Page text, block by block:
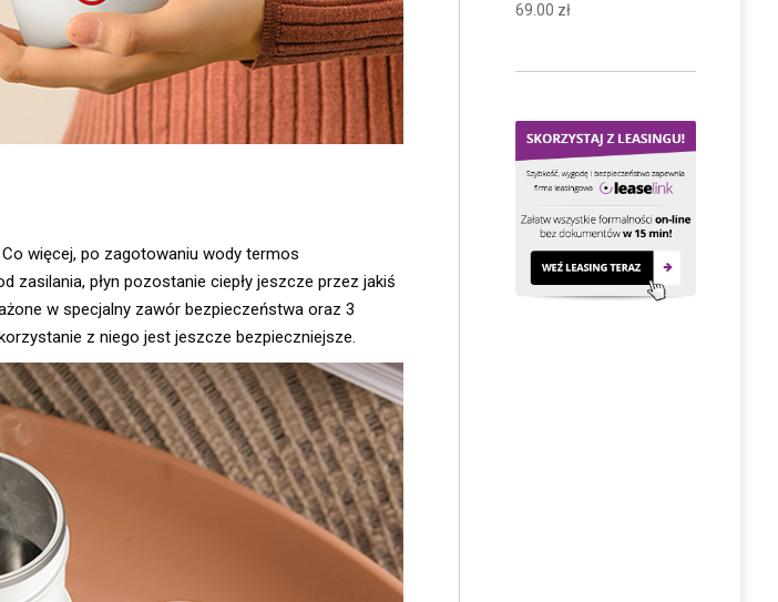
więcej, po zagotowaniu wody termos
zasilania, płyn pozostanie ciepły jeszcze przez jakiś
w specjalny zawór bezpieczeństwa oraz 3
z niego jest jeszcze bezpieczniejsze.
69.00 zł